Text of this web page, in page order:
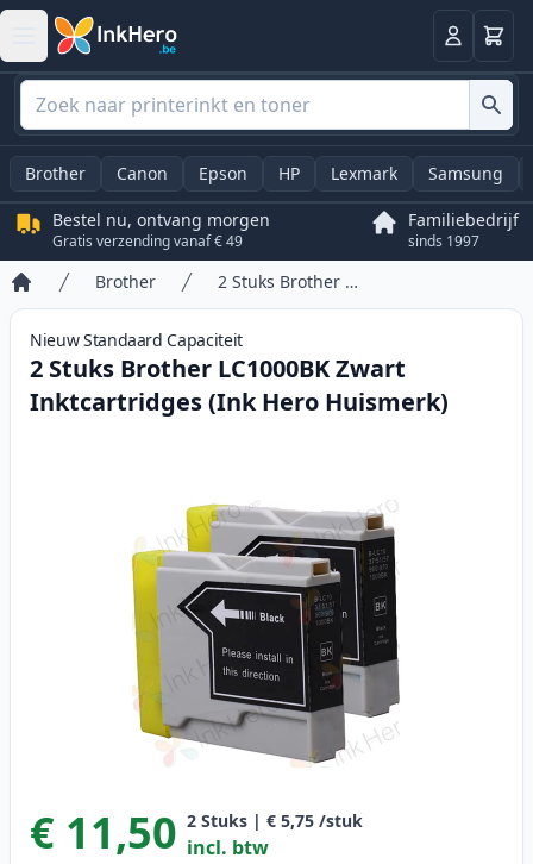
Log in
Brother Canon Epson HP Lexmark Samsung
Bestel nu, ontvang morgen
Gratis verzending vanaf € 49
Familiebedrijf
sinds 1997
Home
Brother 2 Stuks Brother LC1000BK Zwart Inktcartridges (Ink Hero Huismerk)
NieuwStandaard Capaciteit
2 Stuks Brother LC1000BK Zwart
Inktcartridges (Ink Hero Huismerk)
€ 11,50 2 Stuks | € 5,75 /stuk
incl. btw